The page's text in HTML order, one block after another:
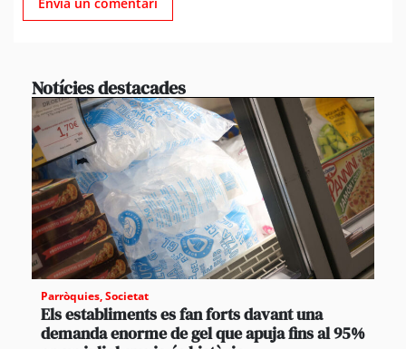
Notícies destacades
Parròquies,Societat
Els establiments es fan forts davant una
demanda enorme de gel que apuja fins al 95%